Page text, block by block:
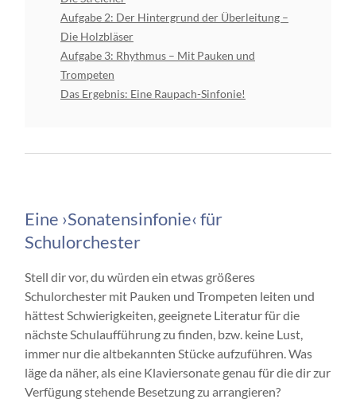
Aufgabe 2: Der Hintergrund der Überleitung –
Die Holzbläser
Aufgabe 3: Rhythmus – Mit Pauken und
Trompeten
Das Ergebnis: Eine Raupach-Sinfonie!
Eine ›Sonatensinfonie‹ für
Schulorchester
Stell dir vor, du würden ein etwas größeres
Schulorchester mit Pauken und Trompeten leiten und
hättest Schwierigkeiten, geeignete Literatur für die
nächste Schulaufführung zu finden, bzw. keine Lust,
immer nur die altbekannten Stücke aufzuführen. Was
läge da näher, als eine Klaviersonate genau für die dir zur
Verfügung stehende Besetzung zu arrangieren?